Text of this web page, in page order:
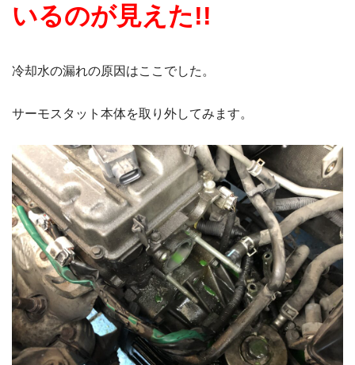
いるのが見えた!!
冷却水の漏れの原因はここでした。
サーモスタット本体を取り外してみます。